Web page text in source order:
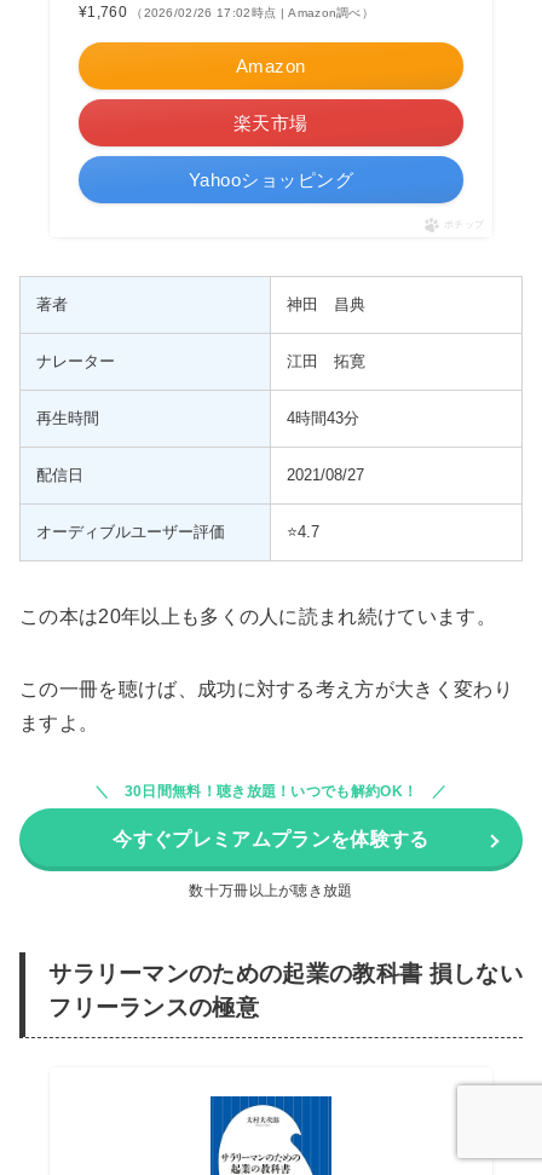
¥1,760 （2026/02/26 17:02時点 | Amazon調べ）
Amazon
楽天市場
Yahooショッピング
ポチップ
著者 神田 昌典
ナレーター 江田 拓寛
再生時間 4時間43分
配信日 2021/08/27
オーディブルユーザー評価 ⭐️4.7
この本は20年以上も多くの人に読まれ続けています。
この一冊を聴けば、成功に対する考え方が大きく変わり
ますよ。
30日間無料！聴き放題！いつでも解約OK！
今すぐプレミアムプランを体験する
数十万冊以上が聴き放題
サラリーマンのための起業の教科書 損しない
フリーランスの極意